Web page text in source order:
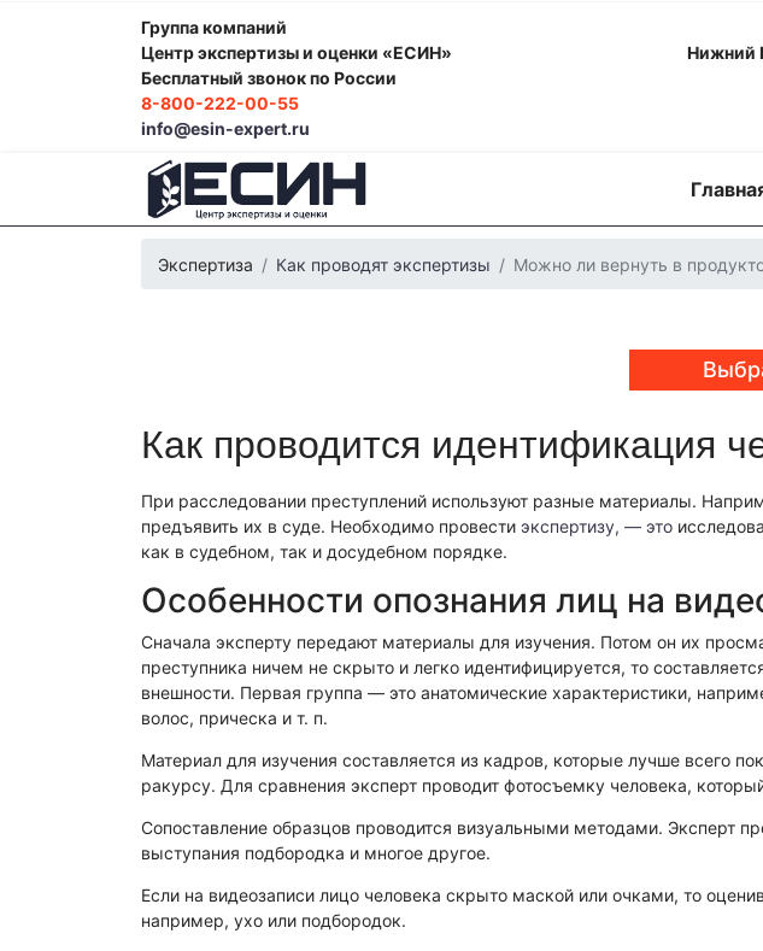
Группа компаний
Центр экспертизы и оценки «ЕСИН»
Бесплатный звонок по России
8-800-222-00-55
info@esin-expert.ru
Нижний
Экспертиза Как проводят экспертизы Можно ли вернуть в
Фоноскопическая экспертизаПсихологическая экспертиза
Экспертиза электробытовой техники
Экономическая экспертиза
Лингвистическая экспертиза Компьютерно-техническая экспертиза
Автороведческая экспертиза Товароведческая экспертиза
Физико-химическая экспертиза Электротехническая экспертиза
Как проводится идентификация
При расследовании преступлений используют разные материалы.
предъявить их в суде. Необходимо провести экспертизу, — это
как в судебном, так и досудебном порядке.
Особенности опознания лиц на
Сначала эксперту передают материалы для изучения. Потом он их
преступника ничем не скрыто и легко идентифицируется, то
внешности. Первая группа — это анатомические характеристики,
волос, прическа и т. п.
Материал для изучения составляется из кадров, которые лучше всего
ракурсу. Для сравнения эксперт проводит фотосъемку человека,
Сопоставление образцов проводится визуальными методами. Эксперт
выступания подбородка и многое другое.
Если на видеозаписи лицо человека скрыто маской или очками, то
например, ухо или подбородок.